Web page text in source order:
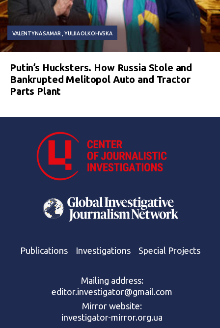
VALENTYNA SAMAR YULIIA OLKOHVSKA
Putin’s Hucksters. How Russia Stole and
Bankrupted Melitopol Auto and Tractor
Parts Plant
Publications Investigations Special Projects
Mailing address:
editor.investigator@gmail.com
Mirror website:
investigator-mirror.org.ua